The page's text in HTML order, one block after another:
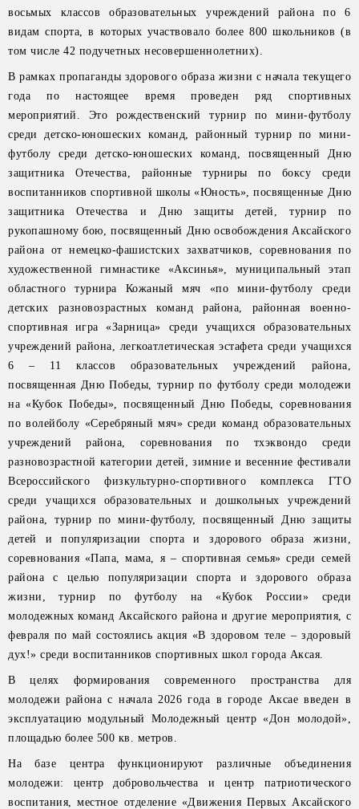
восьмых классов образовательных учреждений района по 6
видам спорта, в которых участвовало более 800 школьников (в
том числе 42 подучетных несовершеннолетних).
В рамках пропаганды здорового образа жизни с начала текущего
года по настоящее время проведен ряд спортивных
мероприятий. Это рождественский турнир по мини-футболу
среди детско-юношеских команд, районный турнир по мини-
футболу среди детско-юношеских команд, посвященный Дню
защитника Отечества, районные турниры по боксу среди
воспитанников спортивной школы «Юность», посвященные Дню
защитника Отечества и Дню защиты детей, турнир по
рукопашному бою, посвященный Дню освобождения Аксайского
района от немецко-фашистских захватчиков, соревнования по
художественной гимнастике «Аксинья», муниципальный этап
областного турнира Кожаный мяч «по мини-футболу среди
детских разновозрастных команд района, районная военно-
спортивная игра «Зарница» среди учащихся образовательных
учреждений района, легкоатлетическая эстафета среди учащихся
6 – 11 классов образовательных учреждений района,
посвященная Дню Победы, турнир по футболу среди молодежи
на «Кубок Победы», посвященный Дню Победы, соревнования
по волейболу «Серебряный мяч» среди команд образовательных
учреждений района, соревнования по тхэквондо среди
разновозрастной категории детей, зимние и весенние фестивали
Всероссийского физкультурно-спортивного комплекса ГТО
среди учащихся образовательных и дошкольных учреждений
района, турнир по мини-футболу, посвященный Дню защиты
детей и популяризации спорта и здорового образа жизни,
соревнования «Папа, мама, я – спортивная семья» среди семей
района с целью популяризации спорта и здорового образа
жизни, турнир по футболу на «Кубок России» среди
молодежных команд Аксайского района и другие мероприятия, с
февраля по май состоялись акция «В здоровом теле – здоровый
дух!» среди воспитанников спортивных школ города Аксая.
В целях формирования современного пространства для
молодежи района с начала 2026 года в городе Аксае введен в
эксплуатацию модульный Молодежный центр «Дон молодой»,
площадью более 500 кв. метров.
На базе центра функционируют различные объединения
молодежи: центр добровольчества и центр патриотического
воспитания, местное отделение «Движения Первых Аксайского